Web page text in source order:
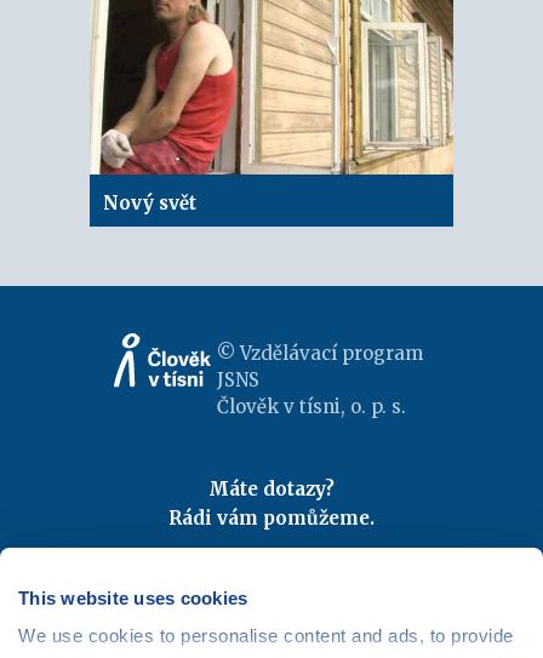
This website uses cookies
We use cookies to personalise content and ads, to provide
Nový svět
© Vzdělávací program
JSNS
Člověk v tísni, o. p. s.
Máte dotazy?
Rádi vám pomůžeme.
Odebírejte newslettery
Mapa webu |Kariéra